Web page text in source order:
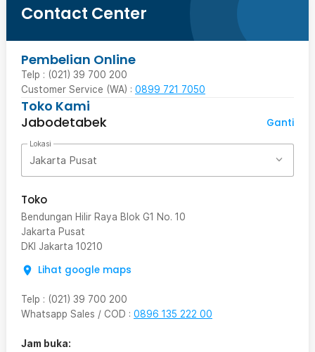
Contact Center
Pembelian Online
Telp : (021) 39 700 200
Customer Service (WA) : 0899 721 7050
Toko Kami
Jabodetabek
Ganti
Lokasi
Jakarta Pusat
Toko
Bendungan Hilir Raya Blok G1 No. 10
Jakarta Pusat
DKI Jakarta 10210
Lihat google maps
Telp : (021) 39 700 200
Whatsapp Sales / COD : 0896 135 222 00
Jam buka: